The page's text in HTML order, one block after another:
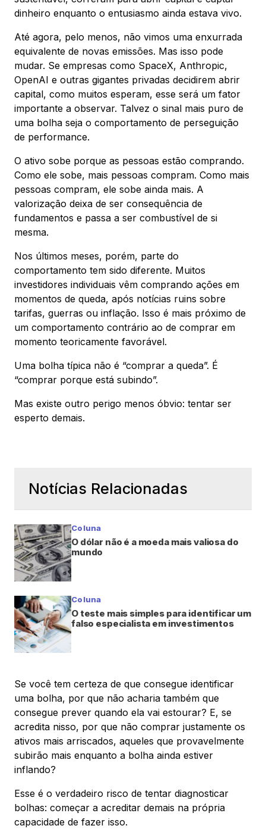
dinheiro enquanto o entusiasmo ainda estava vivo.
Até agora, pelo menos, não vimos uma enxurrada
equivalente de novas emissões. Mas isso pode
mudar. Se empresas como SpaceX, Anthropic,
OpenAI e outras gigantes privadas decidirem abrir
capital, como muitos esperam, esse será um fator
importante a observar. Talvez o sinal mais puro de
uma bolha seja o comportamento de perseguição
de performance.
O ativo sobe porque as pessoas estão comprando.
Como ele sobe, mais pessoas compram. Como mais
pessoas compram, ele sobe ainda mais. A
valorização deixa de ser consequência de
fundamentos e passa a ser combustível de si
mesma.
Nos últimos meses, porém, parte do
comportamento tem sido diferente. Muitos
investidores individuais vêm comprando ações em
momentos de queda, após notícias ruins sobre
tarifas, guerras ou inflação. Isso é mais próximo de
um comportamento contrário ao de comprar em
momento teoricamente favorável.
Uma bolha típica não é “comprar a queda”. É
“comprar porque está subindo”.
Mas existe outro perigo menos óbvio: tentar ser
esperto demais.
Notícias Relacionadas
Coluna
O dólar não é a moeda mais valiosa do
mundo
Coluna
O teste mais simples para identificar um
falso especialista em investimentos
Se você tem certeza de que consegue identificar
uma bolha, por que não acharia também que
consegue prever quando ela vai estourar? E, se
acredita nisso, por que não comprar justamente os
ativos mais arriscados, aqueles que provavelmente
subirão mais enquanto a bolha ainda estiver
inflando?
Esse é o verdadeiro risco de tentar diagnosticar
bolhas: começar a acreditar demais na própria
capacidade de fazer isso.